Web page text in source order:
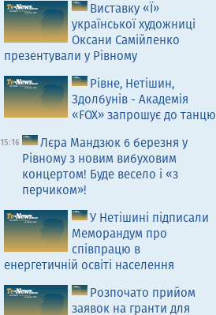
Виставку «Ї»
української художниці
Оксани Самійленко
презентували у Рівному
Рівне, Нетішин,
Здолбунів - Академія
«FOX» запрошує до танцю
15:16
Лєра Мандзюк 6 березня у
Рівному з новим вибуховим
концертом! Буде весело і «з
перчиком»!
У Нетішині підписали
Меморандум про
співпрацю в
енергетичній освіті населення
Розпочато прийом
заявок на гранти для